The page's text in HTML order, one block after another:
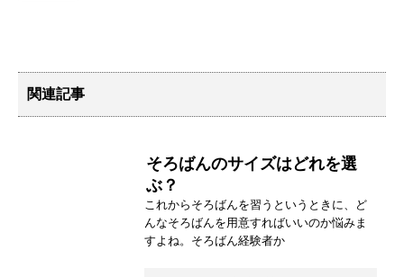
関連記事
そろばんのサイズはどれを選
ぶ？
これからそろばんを習うというときに、ど
んなそろばんを用意すればいいのか悩みま
すよね。そろばん経験者か